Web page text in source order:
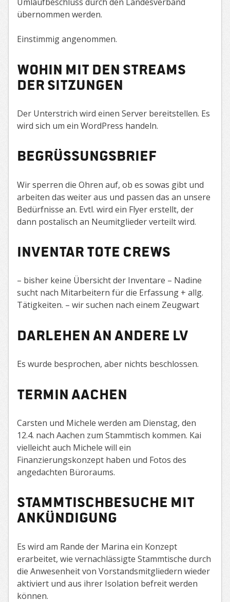
übernommen werden.
Einstimmig angenommen.
Wohin mit den Streams
der Sitzungen
Der Unterstrich wird einen Server bereitstellen. Es
wird sich um ein WordPress handeln.
Begrüßungsbrief
Wir sperren die Ohren auf, ob es sowas gibt und
arbeiten das weiter aus und passen das an unsere
Bedürfnisse an. Evtl. wird ein Flyer erstellt, der
dann postalisch an Neumitglieder verteilt wird.
Inventar tote Crews
– bisher keine Übersicht der Inventare – Nadine
sucht nach Mitarbeitern für die Erfassung + allg.
Tätigkeiten. – wir suchen nach einem Zeugwart
Darlehen an andere LV
Es wurde besprochen, aber nichts beschlossen.
Termin Aachen
Carsten und Michele werden am Dienstag, den
12.4. nach Aachen zum Stammtisch kommen. Kai
vielleicht auch Michele will ein
Finanzierungskonzept haben und Fotos des
angedachten Büroraums.
Stammtischbesuche mit
Ankündigung
Es wird am Rande der Marina ein Konzept
erarbeitet, wie vernachlässigte Stammtische durch
die Anwesenheit von Vorstandsmitgliedern wieder
aktiviert und aus ihrer Isolation befreit werden
können.